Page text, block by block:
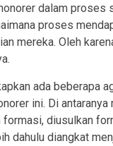
dalam
proses
mereka. Oleh
ada beberapa
ini. Di
formasi, diusulkan
dahulu diangkat